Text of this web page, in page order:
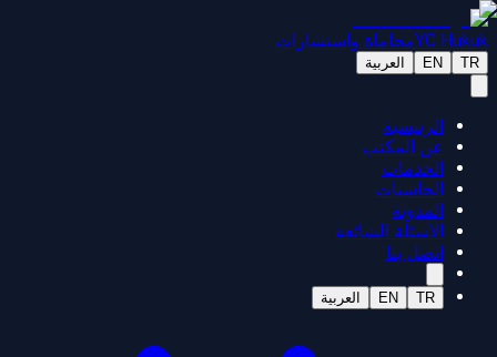
YC Hukukمحاماة واستشارات
TR
EN العربية
الرئيسية
عن المكتب
الخدمات
الحاسبات
المدونة
الأسئلة الشائعة
اتصل بنا
TR
EN العربية